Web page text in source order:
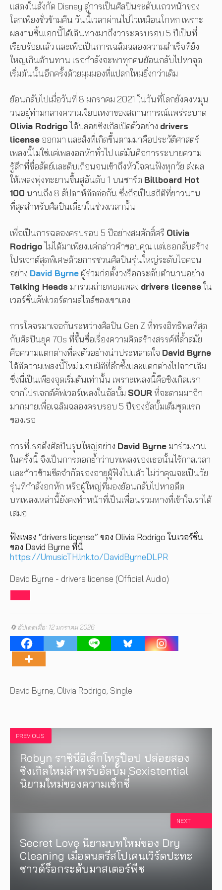
แสดงในสังกัด Disney สู่การเป็นศิลปินระดับแถวหน้าของ
โลกเพียงชั่วข้ามคืน วันนี้เวลาผ่านไปไวเหมือนโกหก เพราะ
ผลงานชิ้นเอกนี้ได้เดินทางมาถึงวาระครบรอบ 5 ปีเป็นที่
เรียบร้อยแล้ว และเพื่อเป็นการเฉลิมฉลองความสำเร็จที่ยิ่ง
ใหญ่เกินต้านทาน เธอกำลังจะพาทุกคนย้อนกลับไปหาจุด
เริ่มต้นนั้นอีกครั้งด้วยมุมมองที่แปลกใหม่ยิ่งกว่าเดิม
ย้อนกลับไปเมื่อวันที่ 8 มกราคม 2021 ในวันที่โลกยังคงหมุน
วนอยู่ท่ามกลางความเงียบเหงาของสถานการณ์แพร่ระบาด
Olivia Rodrigo ได้ปล่อยซิงเกิลเปิดตัวอย่าง drivers
license ออกมา และสิ่งที่เกิดขึ้นตามมาคือประวัติศาสตร์
เพลงนี้ไม่ใช่แค่เพลงอกหักทั่วไป แต่มันคือการระบายความ
รู้สึกที่ซื่อสัตย์และดิบเถื่อนจนเข้าถึงหัวใจคนฟังทุกวัย ส่งผล
ให้เพลงพุ่งทะยานขึ้นสู่อันดับ 1 บนชาร์ต Billboard Hot
100 นานถึง 8 สัปดาห์ติดต่อกัน ซึ่งถือเป็นสถิติที่ยาวนาน
ที่สุดสำหรับศิลปินเดี่ยวในช่วงเวลานั้น
เพื่อเป็นการฉลองครบรอบ 5 ปีอย่างสมศักดิ์ศรี Olivia
Rodrigoไม่ได้มาเพียงแค่กล่าวคำขอบคุณ แต่เธอกลับสร้าง
โปรเจกต์สุดพิเศษด้วยการชวนศิลปินรุ่นใหญ่ระดับไอคอน
อย่าง David Byrne ผู้ร่วมก่อตั้งวงร็อกระดับตำนานอย่าง
Talking Heads มาร่วมถ่ายทอดเพลง drivers licenseใน
เวอร์ชั่นคัฟเวอร์ตามสไตล์ของเขาเอง
การโคจรมาเจอกันระหว่างศิลปิน Gen Z ที่ทรงอิทธิพลที่สุด
กับศิลปินยุค 70s ที่ขึ้นชื่อเรื่องความคิดสร้างสรรค์ที่ล้ำสมัย
คือความแตกต่างที่ลงตัวอย่างน่าประหลาดใจ David Byrne
ได้ตีความเพลงนี้ใหม่ มอบมิติที่ลึกซึ้งและแตกต่างไปจากเดิม
ซึ่งนี่เป็นเพียงจุดเริ่มต้นเท่านั้น เพราะเพลงนี้คือซิงเกิลแรก
จากโปรเจกต์คัฟเวอร์เพลงในอัลบั้ม SOUR ที่จะตามมาอีก
มากมายเพื่อเฉลิมฉลองครบรอบ 5 ปีของอัลบั้มเต็มชุดแรก
ของเธอ
การที่เธอดึงศิลปินรุ่นใหญ่อย่าง David Byrne มาร่วมงาน
ในครั้งนี้ จึงเป็นการตอกย้ำว่าบทเพลงของเธอนั้นไร้กาลเวลา
และก้าวข้ามขีดจำกัดของอายุผู้ฟังไปแล้ว ไม่ว่าคุณจะเป็นวัย
รุ่นที่กำลังอกหัก หรือผู้ใหญ่ที่มองย้อนกลับไปหาอดีต
บทเพลงเหล่านี้ยังคงทำหน้าที่เป็นเพื่อนร่วมทางที่เข้าใจเราได้
เสมอ
ฟังเพลง “drivers license” ของ Olivia Rodrigo ในเวอร์ชั่น
ของ David Byrne ที่นี่
https://UmusicTH.lnk.to/DavidByrneDLPR
David Byrne - drivers license (Official Audio)
🔄 อัปเดตเมื่อ: 12 มกราคม 2026
Tags
David Byrne, Olivia Rodrigo, Single
PREVIOUS
Robyn ราชินีอิเล็กโทรป๊อป ปล่อยสอง
ซิงเกิลใหม่สำหรับอัลบั้ม Sexistential
นิยามใหม่ของความเซ็กซี่
Secret Love นิยามบทใหม่ของ Dry
Cleaning เมื่อดนตรีสโปเคนเวิร์ดปะทะ
ซาวด์ร็อกระดับมาสเตอร์พีซ
NEXT